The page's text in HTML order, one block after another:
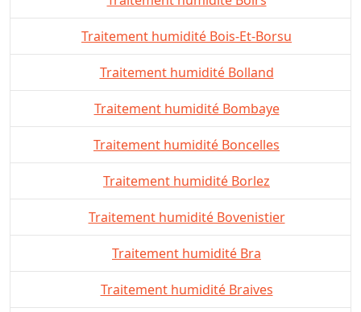
Traitement humidité Bois-Et-Borsu
Traitement humidité Bolland
Traitement humidité Bombaye
Traitement humidité Boncelles
Traitement humidité Borlez
Traitement humidité Bovenistier
Traitement humidité Bra
Traitement humidité Braives